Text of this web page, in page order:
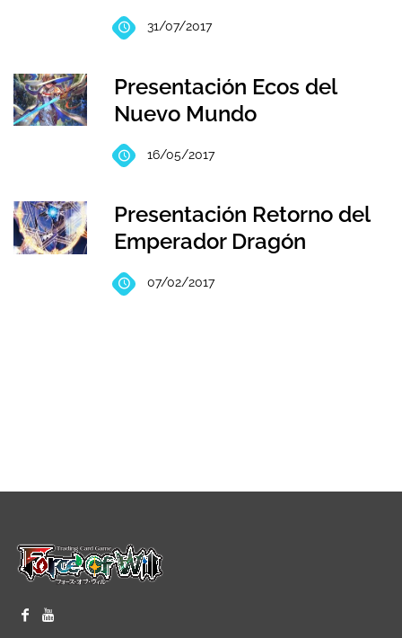
31/07/2017
Presentación Ecos del
Nuevo Mundo
16/05/2017
Presentación Retorno del
Emperador Dragón
07/02/2017